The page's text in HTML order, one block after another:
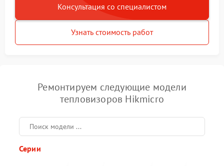
Консультация со специалистом
Узнать стоимость работ
Ремонтируем следующие модели
тепловизоров Hikmicro
Серии